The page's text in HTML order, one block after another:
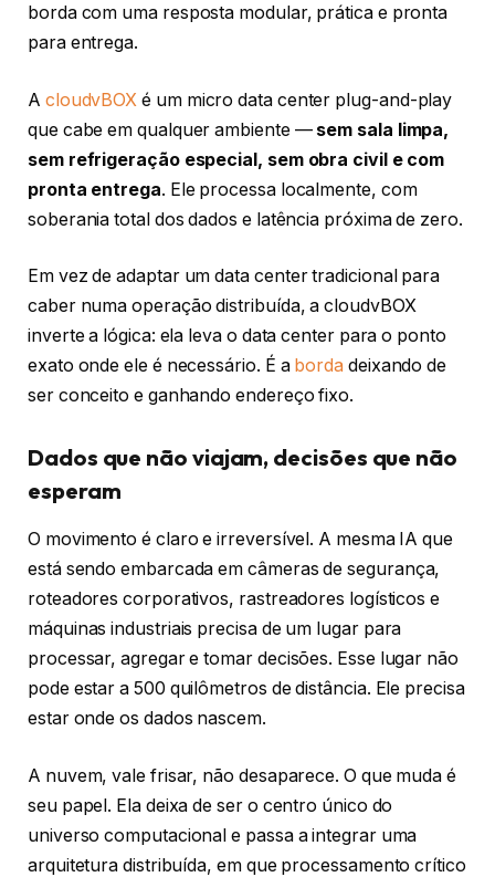
borda com uma resposta modular, prática e pronta
para entrega.
A cloudvBOX é um micro data center plug-and-play
que cabe em qualquer ambiente — sem sala limpa,
sem refrigeração especial, sem obra civil e com
pronta entrega. Ele processa localmente, com
soberania total dos dados e latência próxima de zero.
Em vez de adaptar um data center tradicional para
caber numa operação distribuída, a cloudvBOX
inverte a lógica: ela leva o data center para o ponto
exato onde ele é necessário. É a borda deixando de
ser conceito e ganhando endereço fixo.
Dados que não viajam, decisões que não
esperam
O movimento é claro e irreversível. A mesma IA que
está sendo embarcada em câmeras de segurança,
roteadores corporativos, rastreadores logísticos e
máquinas industriais precisa de um lugar para
processar, agregar e tomar decisões. Esse lugar não
pode estar a 500 quilômetros de distância. Ele precisa
estar onde os dados nascem.
A nuvem, vale frisar, não desaparece. O que muda é
seu papel. Ela deixa de ser o centro único do
universo computacional e passa a integrar uma
arquitetura distribuída, em que processamento crítico